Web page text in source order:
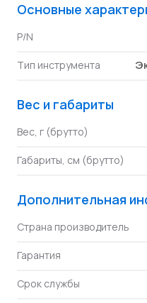
Основные
P/N
Тип инструмента
Вес и габариты
Вес, г (брутто)
Габариты, см (брутто)
Дополнительная
Страна производитель
Гарантия
Срок службы